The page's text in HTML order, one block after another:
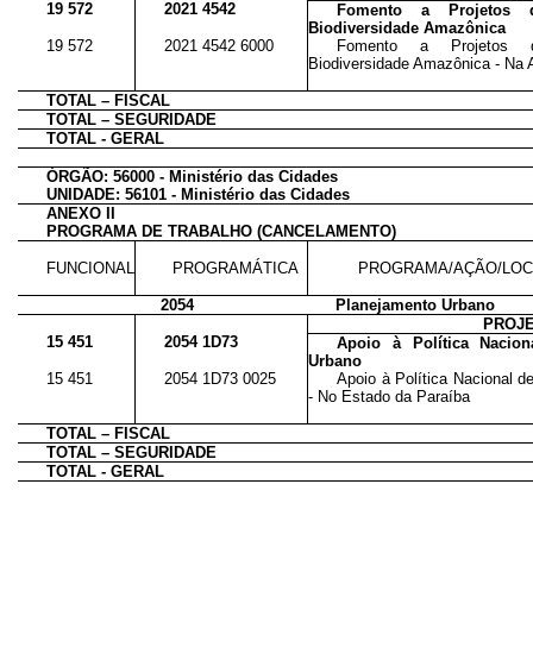
19 572
2021 4542
Fomento a Projetos
Biodiversidade Amazônica
19 572
2021 4542 6000
Fomento a Projetos
Biodiversidade Amazônica - Na
TOTAL – FISCAL
TOTAL – SEGURIDADE
TOTAL - GERAL
ÓRGÃO: 56000 - Ministério das Cidades
UNIDADE: 56101 - Ministério das Cidades
ANEXO II
PROGRAMA DE TRABALHO (CANCELAMENTO)
FUNCIONAL PROGRAMÁTICA PROGRAMA/AÇÃO/
2054
Planejamento Urbano
15 451
2054 1D73
Apoio à Política
Urbano
15 451
2054 1D73 0025
Apoio à Política Nacional
- No Estado da Paraíba
TOTAL – FISCAL
TOTAL – SEGURIDADE
TOTAL - GERAL